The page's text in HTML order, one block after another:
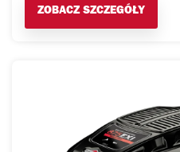
ZOBACZ SZCZEGÓŁY